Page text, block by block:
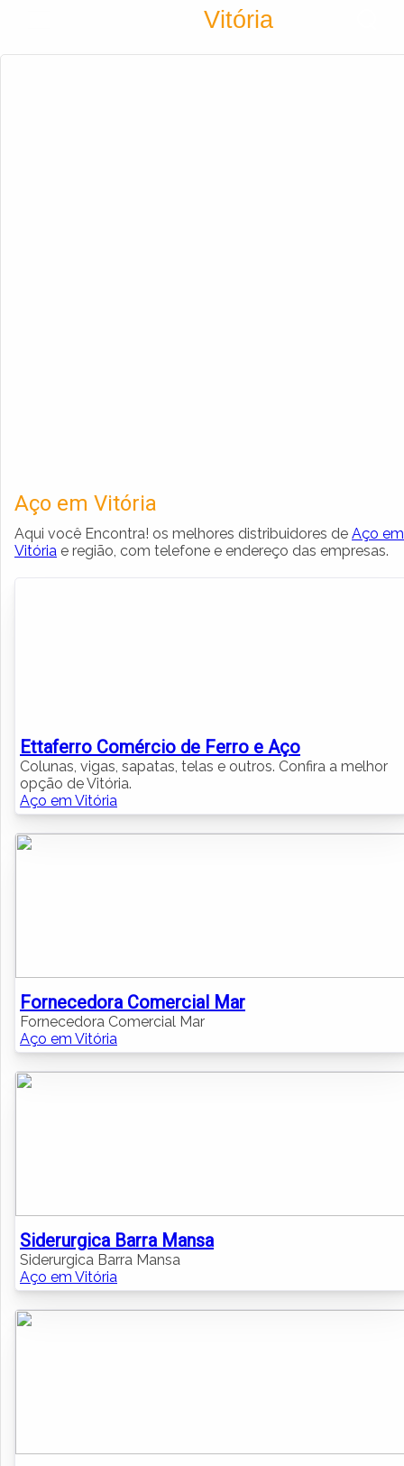
Vitória
Aço em Vitória
Aqui você Encontra! os melhores distribuidores de Aço em
Vitória e região, com telefone e endereço das empresas.
Ettaferro Comércio de Ferro e Aço
Colunas, vigas, sapatas, telas e outros. Confira a melhor
opção de Vitória.
Aço em Vitória
Fornecedora Comercial Mar
Fornecedora Comercial Mar
Aço em Vitória
Siderurgica Barra Mansa
Siderurgica Barra Mansa
Aço em Vitória